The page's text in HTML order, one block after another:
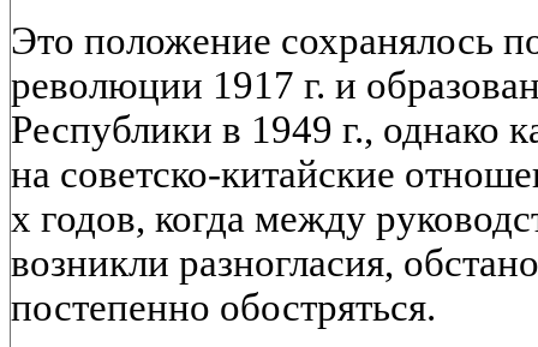
Это положение сохранялось
революции 1917 г. и
Республики в 1949 г., однако
на советско-китайские
х годов, когда между
возникли разногласия,
постепенно обостряться.